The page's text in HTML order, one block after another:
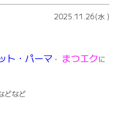
2025.11.26(水 )
ト・パーマ ・ まつエクに
どなど